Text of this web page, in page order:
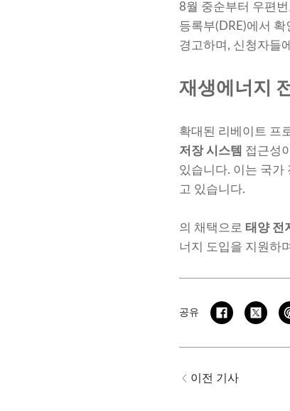
8월 중순부터 우편
등록부(DRE)에서
경고하며, 신청자들
재생에너지
확대된 리베이트 프
저장 시스템 접근성
있습니다. 이는 국가
고 있습니다.
의 채택으로 태양 전
너지 도입을 지원하
공유
이전 기사